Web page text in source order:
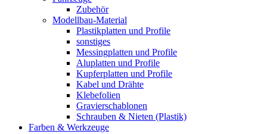
Zubehör
Modellbau-Material
Plastikplatten und Profile
sonstiges
Messingplatten und Profile
Aluplatten und Profile
Kupferplatten und Profile
Kabel und Drähte
Klebefolien
Gravierschablonen
Schrauben & Nieten (Plastik)
Farben & Werkzeuge